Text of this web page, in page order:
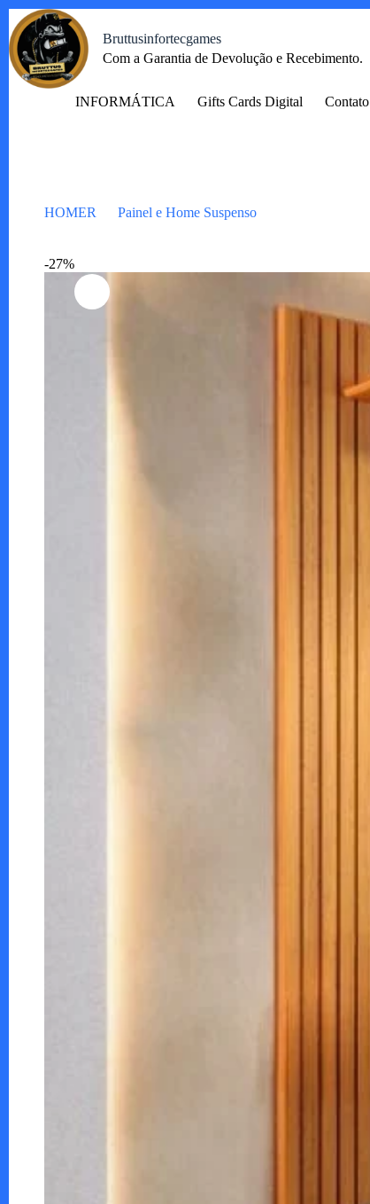
Pular
para
o
conteúdo
Bruttusinfortecgames
Com a Garantia de Devolução e Recebimento.
INFORMÁTICA Gifts Cards Digital Contato
HOMER Painel e Home Suspenso
-27%